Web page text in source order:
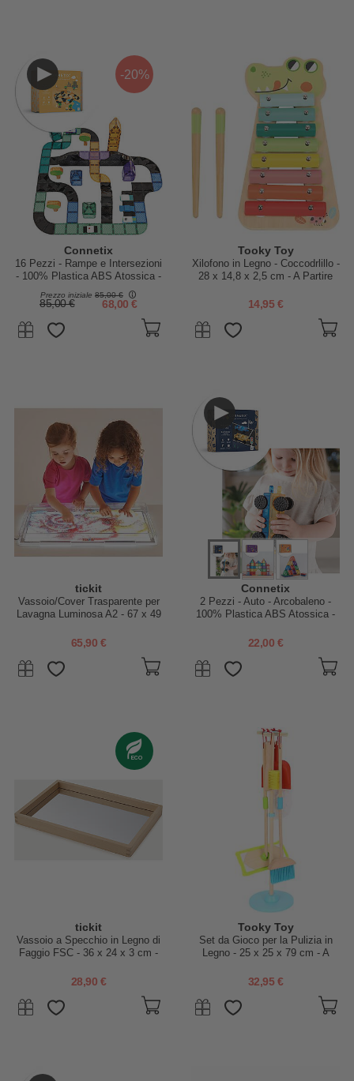
-20%
Connetix
16 Pezzi - Rampe e Intersezioni
- 100% Plastica ABS Atossica -
Apprendimento STEM!
Prezzo iniziale 85,00 €
85,00 € 68,00 €
Tooky Toy
Xilofono in Legno - Coccodrlillo -
28 x 14,8 x 2,5 cm - A Partire
14,95 €
tickit
Vassoio/Cover Trasparente per
Lavagna Luminosa A2 - 67 x 49
65,90 €
Connetix
2 Pezzi - Auto - Arcobaleno -
100% Plastica ABS Atossica -
22,00 €
tickit
Vassoio a Specchio in Legno di
Faggio FSC - 36 x 24 x 3 cm -
28,90 €
Tooky Toy
Set da Gioco per la Pulizia in
Legno - 25 x 25 x 79 cm - A
6 Pezzi
32,95 €